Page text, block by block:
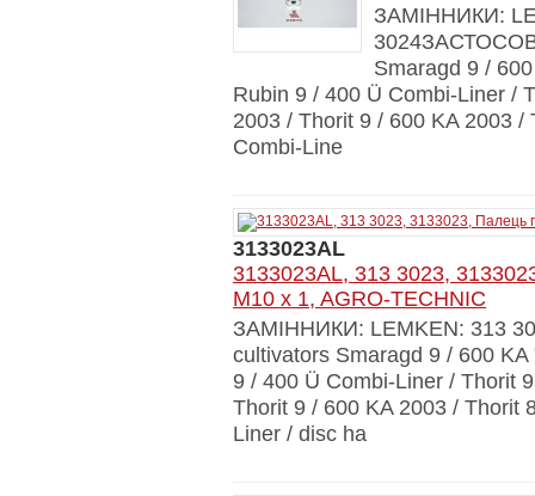
ЗАМІННИКИ:
Smaragd 9 /
Rubin 9 / 400 Ü Combi-Liner /
2003 / Thorit 9 / 600 KA 2003
Combi-Line
3133023AL
3133023AL, 313 3023,
M10 x 1, AGRO-TECHNIC
ЗАМІННИКИ: LEMKEN: 313
cultivators Smaragd 9 / 600
9 / 400 Ü Combi-Liner / Thorit
Thorit 9 / 600 KA 2003 / Thorit
Liner / disc ha